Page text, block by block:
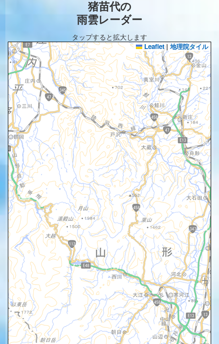
猪苗代の
雨雲レーダー
タップすると拡大します
Leaflet | 地理院タイル